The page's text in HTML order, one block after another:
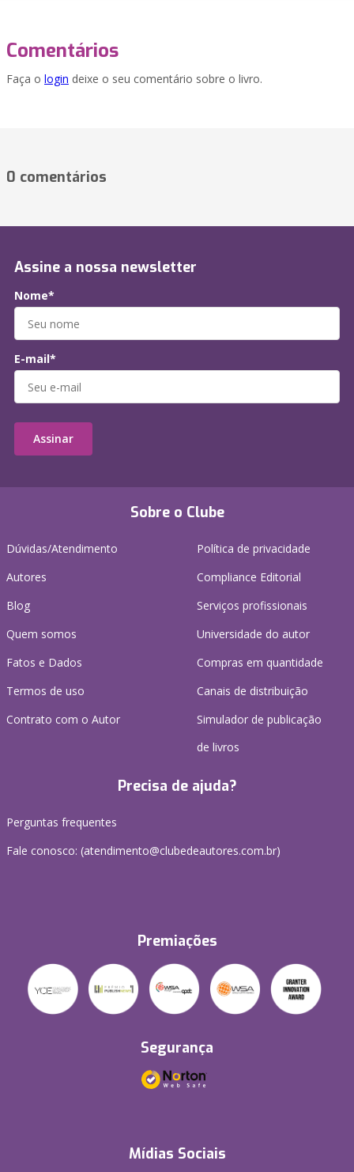
Comentários
Faça o login deixe o seu comentário sobre o livro.
0 comentários
Sobre o Clube
Dúvidas/Atendimento
Autores
Blog
Quem somos
Fatos e Dados
Termos de uso
Contrato com o Autor
Política de privacidade
Compliance Editorial
Serviços profissionais
Universidade do autor
Compras em quantidade
Canais de distribuição
Simulador de publicação
de livros
Precisa de ajuda?
Perguntas frequentes
Fale conosco: (atendimento@clubedeautores.com.br)
Premiações
Segurança
Mídias Sociais
Assine a nossa newsletter
Nome*
E-mail*
Assinar